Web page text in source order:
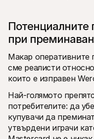
Потенциалните
при
Макар оперативните
сме реалисти
които е изправен
Най-голямото
потребителите: да
купувачи да
утвърдени играчи